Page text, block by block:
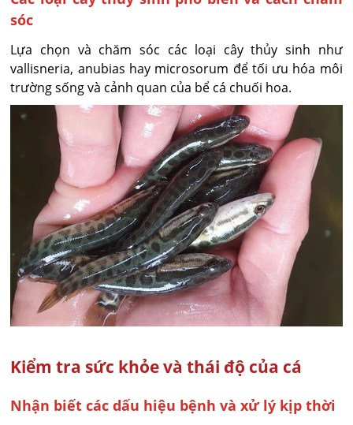
sóc
Lựa chọn và chăm sóc các loại cây thủy sinh như
vallisneria, anubias hay microsorum để tối ưu hóa môi
trường sống và cảnh quan của bể cá chuối hoa.
Kiểm tra sức khỏe và thái độ của cá
Nhận biết các dấu hiệu bệnh và xử lý kịp thời